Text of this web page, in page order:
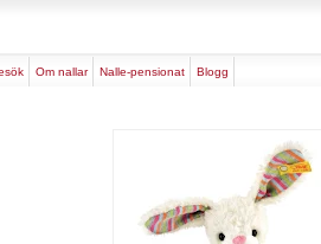
om nallar nalle-pensionat blogg